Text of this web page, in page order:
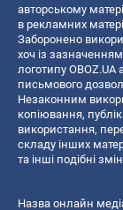
авторському
в рекламних
Заборонено
хоч із
логотипу OBOZ.UA
письмового
Незаконним
копiювання,
використання,
складу інших
та інші подібні
Назва онлайн